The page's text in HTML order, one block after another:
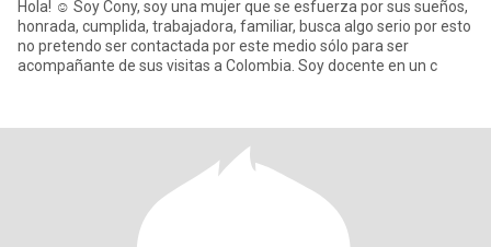
Hola! ☺️ Soy Cony, soy una mujer que se esfuerza por sus sueños,
honrada, cumplida, trabajadora, familiar, busca algo serio por esto
no pretendo ser contactada por este medio sólo para ser
acompañante de sus visitas a Colombia. Soy docente en un c